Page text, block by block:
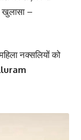
खुलासा –
नक्सलियों को